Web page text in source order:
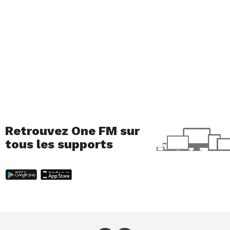
Retrouvez One FM sur
tous les supports